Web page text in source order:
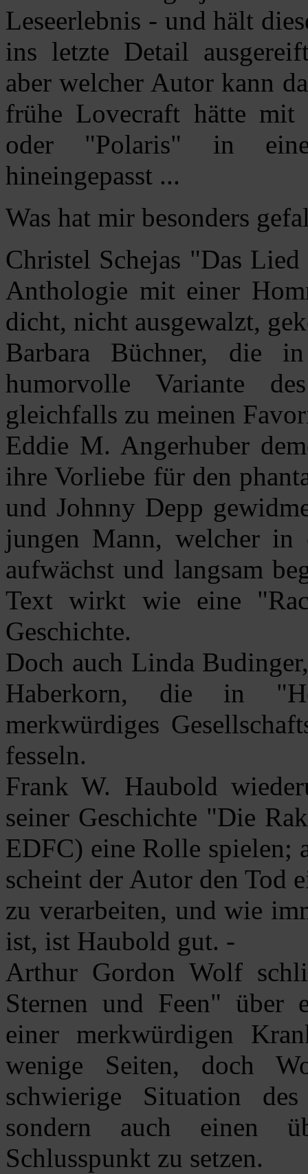
Leseerlebnis - und hält
ins letzte Detail
aber welcher Autor kann
frühe Lovecraft hätte
oder "Polaris" in eine
hineingepasst ...
Was hat mir besonders
Christel Schejas "Das
Anthologie mit einer
dicht, nicht ausgewalzt,
Barbara Büchner, die
humorvolle Variante
gleichfalls zu meinen
Eddie M. Angerhuber
ihre Vorliebe für den
und Johnny Depp
jungen Mann, welcher in
aufwächst und langsam
Text wirkt wie eine
Geschichte.
Doch auch Linda
Haberkorn, die in
merkwürdiges
fesseln.
Frank W. Haubold
seiner Geschichte "Die
EDFC) eine Rolle spielen;
scheint der Autor den Tod
zu verarbeiten, und wie
ist, ist Haubold gut. -
Arthur Gordon Wolf
Sternen und Feen" über
einer merkwürdigen
wenige Seiten, doch
schwierige Situation
sondern auch einen
Schlusspunkt zu setzen.